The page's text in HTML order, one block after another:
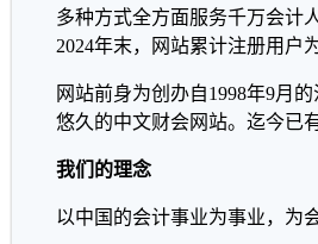
多种方式全方面服务千万会计
2024年末，网站累计注册用户
网站前身为创办自1998年9月
悠久的中文财会网站。迄今已
我们的理念
以中国的会计事业为事业，为